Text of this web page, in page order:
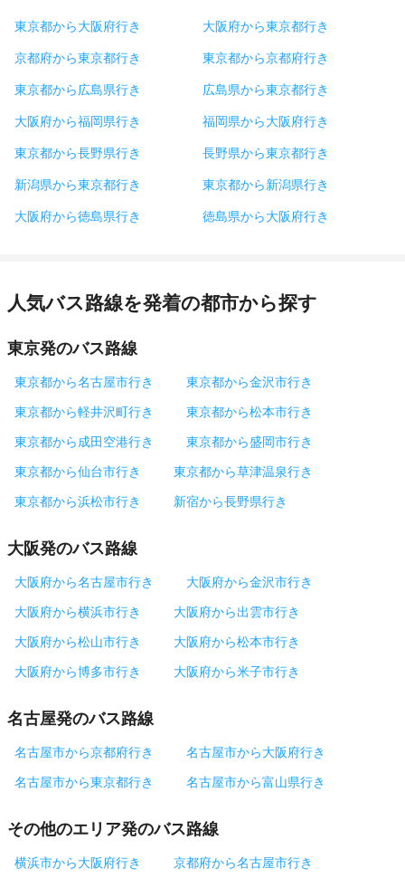
東京都から大阪府行き 大阪府から東京都行き
京都府から東京都行き 東京都から京都府行き
東京都から広島県行き 広島県から東京都行き
大阪府から福岡県行き 福岡県から大阪府行き
東京都から長野県行き 長野県から東京都行き
新潟県から東京都行き 東京都から新潟県行き
大阪府から徳島県行き 徳島県から大阪府行き
人気バス路線を発着の都市から探す
東京発のバス路線
東京都から名古屋市行き
東京都から金沢市行き
東京都から軽井沢町行き
東京都から松本市行き
東京都から成田空港行き
東京都から盛岡市行き
東京都から仙台市行き
東京都から草津温泉行き
東京都から浜松市行き
新宿から長野県行き
大阪発のバス路線
大阪府から名古屋市行き
大阪府から金沢市行き
大阪府から横浜市行き
大阪府から出雲市行き
大阪府から松山市行き
大阪府から松本市行き
大阪府から博多市行き
大阪府から米子市行き
名古屋発のバス路線
名古屋市から京都府行き
名古屋市から大阪府行き
名古屋市から東京都行き
名古屋市から富山県行き
その他のエリア発のバス路線
横浜市から大阪府行き 京都府から名古屋市行き